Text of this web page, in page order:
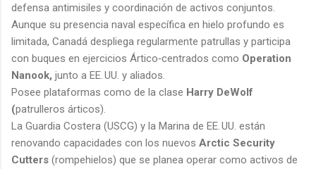
defensa antimisiles y coordinación de activos conjuntos.
Aunque su presencia naval específica en hielo profundo es
limitada, Canadá despliega regularmente patrullas y participa
con buques en ejercicios Ártico‑centrados como Operation
Nanook, junto a EE. UU. y aliados.
Posee plataformas como de la clase Harry DeWolf
(patrulleros árticos).
La Guardia Costera (USCG) y la Marina de EE. UU. están
renovando capacidades con los nuevos Arctic Security
Cutters (rompehielos) que se planea operar como activos de